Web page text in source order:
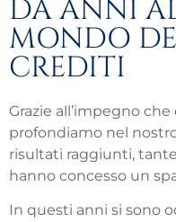
DA ANNI
MONDO
CREDITI
Grazie all’impegno
profondiamo nel
risultati raggiunti,
hanno concesso un
In questi anni si sono